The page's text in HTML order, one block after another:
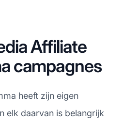
Affiliate
campagnes
heeft zijn eigen
elk daarvan is belangrijk